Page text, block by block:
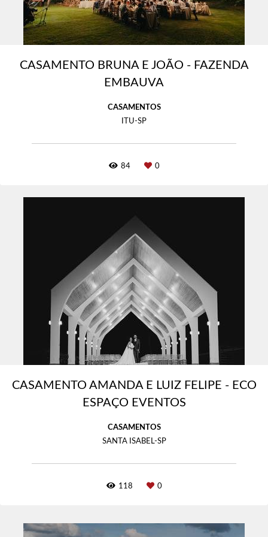
CASAMENTO BRUNA E JOÃO - FAZENDA
EMBAUVA
CASAMENTOS
ITU-SP
84 0
CASAMENTO AMANDA E LUIZ FELIPE - ECO
ESPAÇO EVENTOS
CASAMENTOS
SANTA ISABEL-SP
118 0